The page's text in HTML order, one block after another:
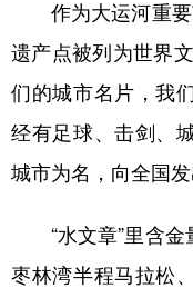
作为大运河重要
遗产点被列为世界
们的城市名片，我
经有足球、击剑、
城市为名，向全国发
“水文章”里含金
枣林湾半程马拉松